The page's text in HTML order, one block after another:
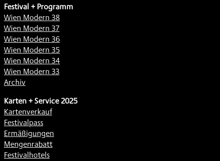
Festival + Programm
Wien Modern 38
Wien Modern 37
Wien Modern 36
Wien Modern 35
Wien Modern 34
Wien Modern 33
Archiv
Karten + Service 2025
Kartenverkauf
Festivalpass
Ermäßigungen
Mengenrabatt
Festivalhotels